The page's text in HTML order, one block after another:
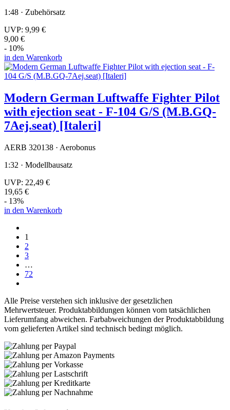
1:48 · Zubehörsatz
UVP: 9,99 €
9,00 €
- 10%
in den Warenkorb
Modern German Luftwaffe Fighter Pilot
with ejection seat - F-104 G/S (M.B.GQ-
7Aej.seat) [Italeri]
AERB 320138 · Aerobonus
1:32 · Modellbausatz
UVP: 22,49 €
19,65 €
- 13%
in den Warenkorb
1
2
3
…
72
Alle Preise verstehen sich inklusive der gesetzlichen
Mehrwertsteuer. Produktabbildungen können vom tatsächlichen
Lieferumfang abweichen. Farbabweichungen der Produktabbildung
vom gelieferten Artikel sind technisch bedingt möglich.